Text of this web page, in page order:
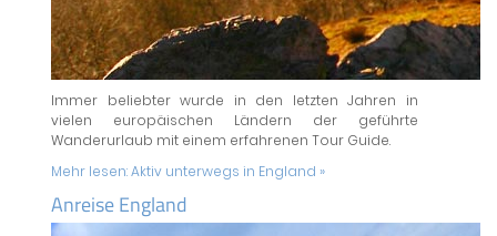
Immer beliebter wurde in den letzten Jahren in
vielen europäischen Ländern der geführte
Wanderurlaub mit einem erfahrenen Tour Guide.
Mehr lesen:Aktiv unterwegs in England »
Anreise England